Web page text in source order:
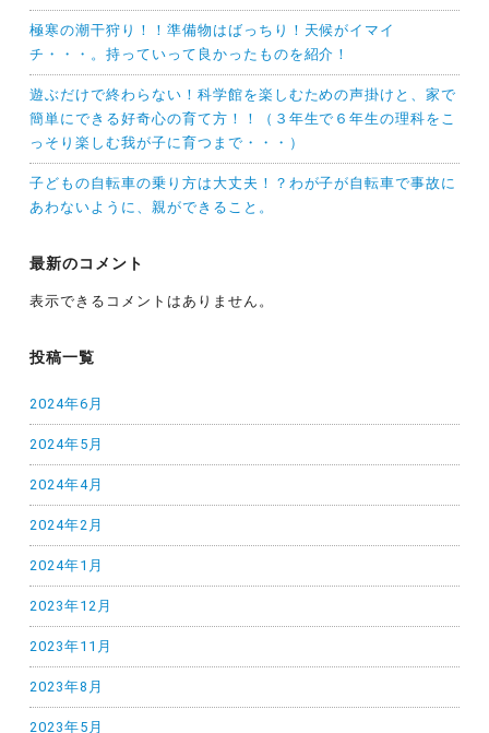
極寒の潮干狩り！！準備物はばっちり！天候がイマイ
チ・・・。持っていって良かったものを紹介！
遊ぶだけで終わらない！科学館を楽しむための声掛けと、家で
簡単にできる好奇心の育て方！！（３年生で６年生の理科をこ
っそり楽しむ我が子に育つまで・・・）
子どもの自転車の乗り方は大丈夫！？わが子が自転車で事故に
あわないように、親ができること。
最新のコメント
表示できるコメントはありません。
投稿一覧
2024年6月
2024年5月
2024年4月
2024年2月
2024年1月
2023年12月
2023年11月
2023年8月
2023年5月